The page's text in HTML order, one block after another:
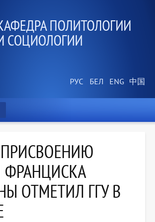
ПОЛИТОЛОГИИ
СОЦИОЛОГИИ
ПРИСВОЕНИЮ
ОТМЕТИЛ ГГУ В